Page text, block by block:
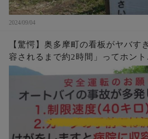
2024/09/04
【驚愕】奥多摩町の看板がヤバす
容されるまで約2時間」ってホン